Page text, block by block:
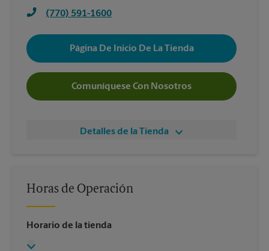
(770) 591-1600
Página De Inicio De La Tienda
Comuníquese Con Nosotros
Detalles de la Tienda
Horas de Operación
Horario de la tienda